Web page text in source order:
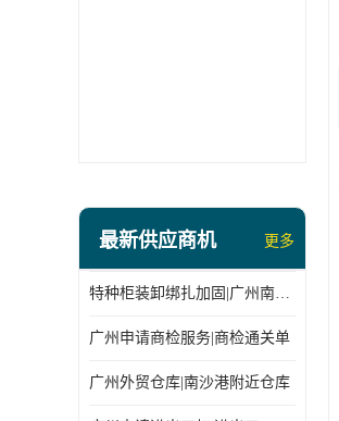
最新供应商机 更多
特种柜装卸绑扎加固|广州南沙仓库装卸
广州申请商检服务|商检通关单
广州外贸仓库|南沙港附近仓库